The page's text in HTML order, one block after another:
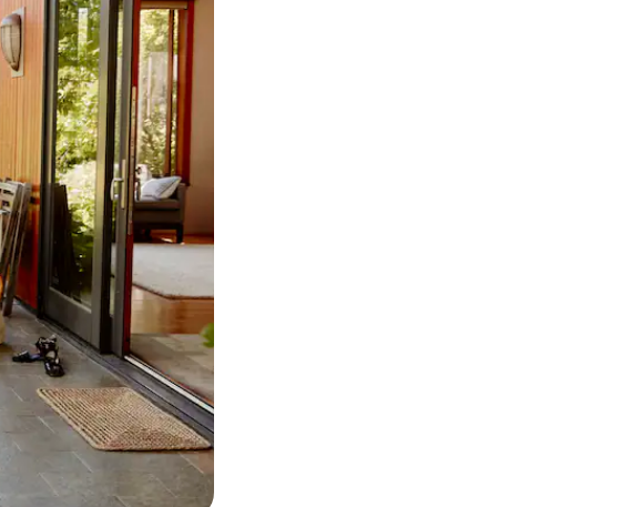
hacia abajo, o bien tocando y deslizando la pantalla.